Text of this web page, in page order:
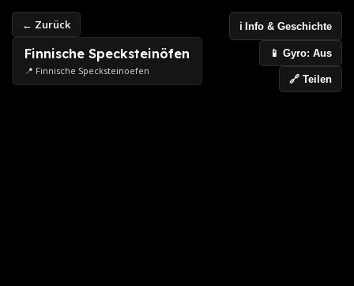
← Zurück
Finnische Specksteinöfen
📍 Finnische Specksteinoefen
ℹ️ Info & Geschichte
📱 Gyro: Aus
🔗 Teilen